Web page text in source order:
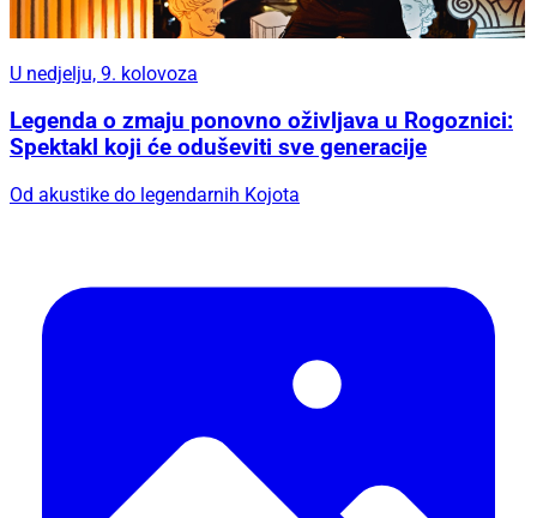
U nedjelju, 9. kolovoza
Legenda o zmaju ponovno oživljava u Rogoznici:
Spektakl koji će oduševiti sve generacije
Od akustike do legendarnih Kojota